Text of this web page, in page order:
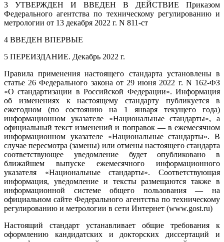
3 УТВЕРЖДЕН И ВВЕДЕН В ДЕЙСТВИЕ Приказом
Федерального агентства по техническому регулированию и
метрологии от 13 декабря 2022 г. N 811-ст
4 ВВЕДЕН ВПЕРВЫЕ
5 ПЕРЕИЗДАНИЕ. Декабрь 2022 г.
Правила применения настоящего стандарта установлены в
статье 26 Федерального закона от 29 июня 2022 г. N 162-ФЗ
«О стандартизации в Российской Федерации». Информация
об изменениях к настоящему стандарту публикуется в
ежегодном (по состоянию на 1 января текущего года)
информационном указателе «Национальные стандарты», а
официальный текст изменений и поправок — в ежемесячном
информационном указателе «Национальные стандарты». В
случае пересмотра (замены) или отмены настоящего стандарта
соответствующее уведомление будет опубликовано в
ближайшем выпуске ежемесячного информационного
указателя «Национальные стандарты». Соответствующая
информация, уведомление и тексты размещаются также в
информационной системе общего пользования — на
официальном сайте Федерального агентства по техническому
регулированию и метрологии в сети Интернет (www.gost.ru)
Настоящий стандарт устанавливает общие требования к
оформлению кандидатских и докторских диссертаций и